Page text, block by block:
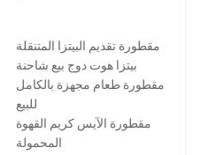
مقطورة تقديم البيتزا المتنقلة
بيتزا هوت دوج بيع شاحنة
مقطورة طعام مجهزة بالكامل
للبيع
مقطورة الآيس كريم القهوة
المحمولة